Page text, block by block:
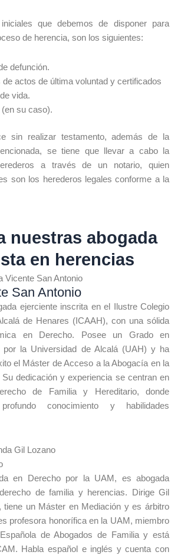
que debemos de disponer para
de herencia, son los siguientes:
defunción.
de actos de última voluntad y certificados
vida.
su caso).
sin realizar testamento, además de la
se tiene que llevar a cabo la
a través de un notario, quien
son los herederos legales conforme a la
nuestras abogada
en herencias
San Antonio
ejerciente inscrita en el Ilustre Colegio
de Henares (ICAAH), con una sólida
en Derecho. Posee un Grado en
por la Universidad de Alcalá (UAH) y ha
el Máster de Acceso a la Abogacía en la
dedicación y experiencia se centran en
de Familia y Hereditario, donde
conocimiento y habilidades
en Derecho por la UAM, es abogada
de familia y herencias. Dirige Gil
tiene un Máster en Mediación y es árbitro
profesora honorífica en la UAM, miembro
de Abogados de Familia y está
Habla español e inglés y cuenta con